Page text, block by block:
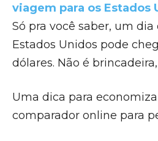
viagem para os Estados
Só pra você saber, um
Estados Unidos pode
dólares. Não é
Uma dica para
comparador online para